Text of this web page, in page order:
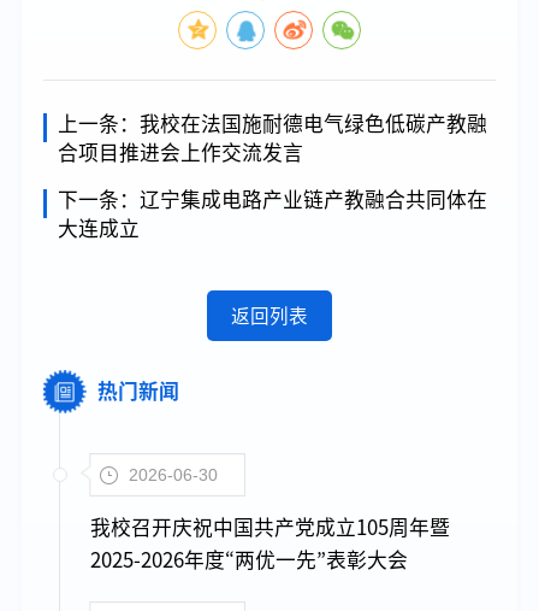
上一条： 我校在法国施耐德电气绿色低碳产教融
合项目推进会上作交流发言
下一条： 辽宁集成电路产业链产教融合共同体在
大连成立
返回列表
热门新闻
2026-06-30
我校召开庆祝中国共产党成立105周年暨
2025-2026年度“两优一先”表彰大会